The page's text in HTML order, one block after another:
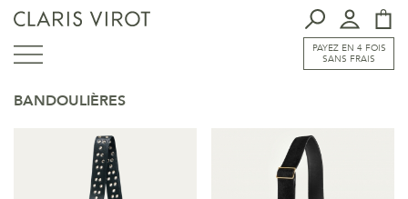
PAYEZ EN 4 FOIS
SANS FRAIS
BANDOULIÈRES